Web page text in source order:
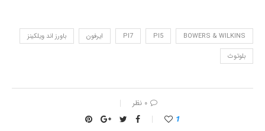
BOWERS & WILKINS
PI5
PI7 ایرفون
باورز اند ویلکینز
بلوتوث
۰ نظر
1